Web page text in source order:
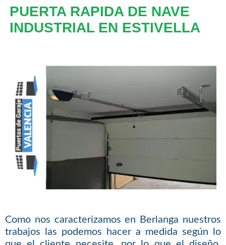
PUERTA RAPIDA DE NAVE
INDUSTRIAL EN ESTIVELLA
Como nos caracterizamos en Berlanga nuestros
trabajos las podemos hacer a medida según lo